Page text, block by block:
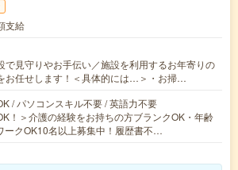
支給
で見守りやお手伝い／施設を利用するお年寄りの
お任せします！＜具体的には…＞・お掃…
/ パソコンスキル不要 / 英語力不要
！＞介護の経験をお持ちの方ブランクOK・年齢
ークOK10名以上募集中！履歴書不…